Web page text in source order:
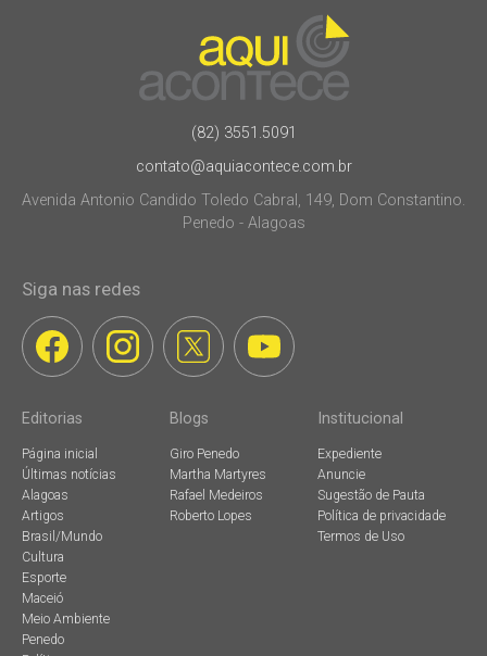
(82) 3551.5091
contato@aquiacontece.com.br
Avenida Antonio Candido Toledo Cabral, 149, Dom Constantino.
Penedo - Alagoas
Siga nas redes
Editorias
Página inicial
Últimas notícias
Alagoas
Artigos
Brasil/Mundo
Cultura
Esporte
Maceió
Meio Ambiente
Penedo
Blogs
Giro Penedo
Martha Martyres
Rafael Medeiros
Roberto Lopes
Institucional
Expediente
Anuncie
Sugestão de Pauta
Política de privacidade
Termos de Uso